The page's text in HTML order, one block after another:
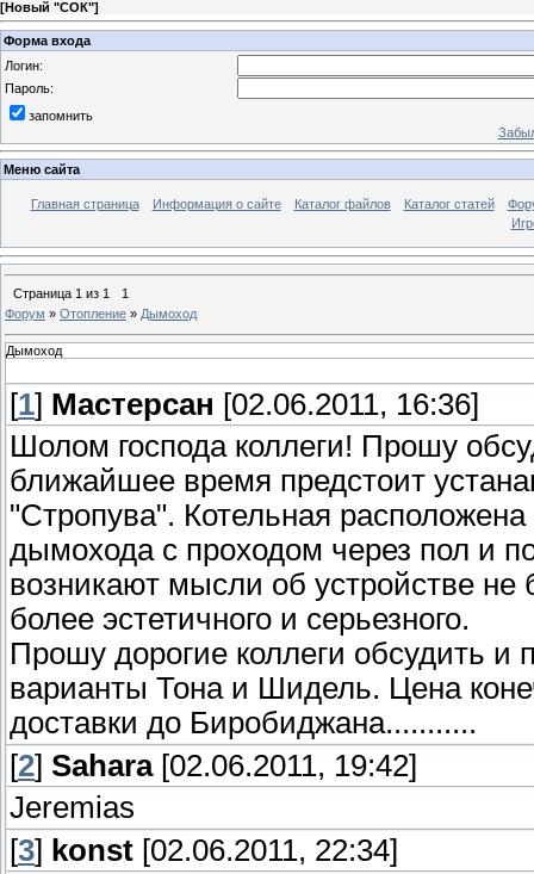
[Новый "СОК"]
Форма входа
Логин:
Пароль:
запомнить
Меню сайта
Главная страница Информация о сайте Каталог файлов Каталог статей
Страница 1 из 1
1
Форум » Отопление » Дымоход
Дымоход
[1] Мастерсан [02.06.2011, 16:36]
Шолом господа коллеги! Прошу
ближайшее время предстоит
"Стропува". Котельная
дымохода с проходом через пол и
возникают мысли об устройстве не
более эстетичного и серьезного.
Прошу дорогие коллеги обсудить и
варианты Тона и Шидель. Цена
доставки до Биробиджана...........
[2] Sahara[02.06.2011, 19:42]
Jeremias
[3] konst [02.06.2011, 22:34]